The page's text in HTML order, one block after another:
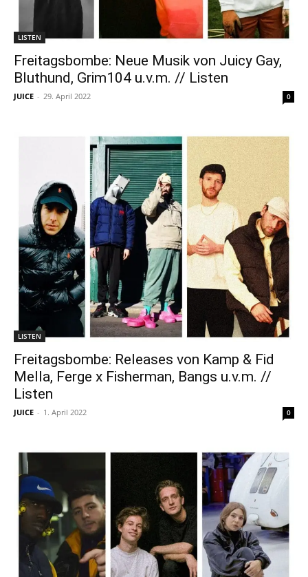
LISTEN
Freitagsbombe: Neue Musik von Juicy Gay,
Bluthund, Grim104 u.v.m. // Listen
JUICE - 29. April 2022 0
LISTEN
Freitagsbombe: Releases von Kamp & Fid
Mella, Ferge x Fisherman, Bangs u.v.m. //
Listen
JUICE - 1. April 2022 0